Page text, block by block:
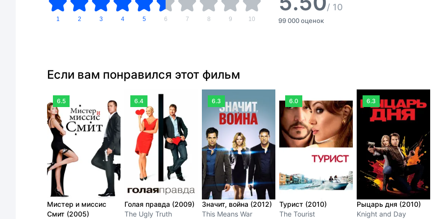
1 2 3 4 5 6 7 8 9 10
/ 10
99 000 оценок
Если вам понравился этот фильм
6.5
Мистер и миссис
Смит (2005)
6.4
Голая правда (2009)
The Ugly Truth
6.3
Значит, война (2012)
This Means War
6.0
Турист (2010)
The Tourist
6.3
Рыцарь дня (2010)
Knight and Day